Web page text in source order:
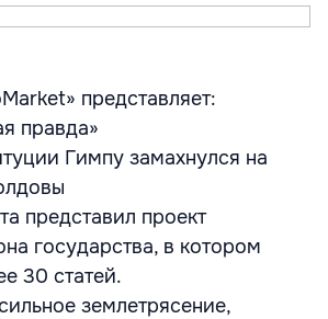
представляет:
правда»
Гимпу замахнулся на
представил проект
государства, в котором
30 статей.
землетрясение,